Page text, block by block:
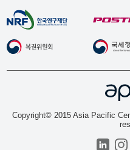
Copyright© 2015 Asia Pacific